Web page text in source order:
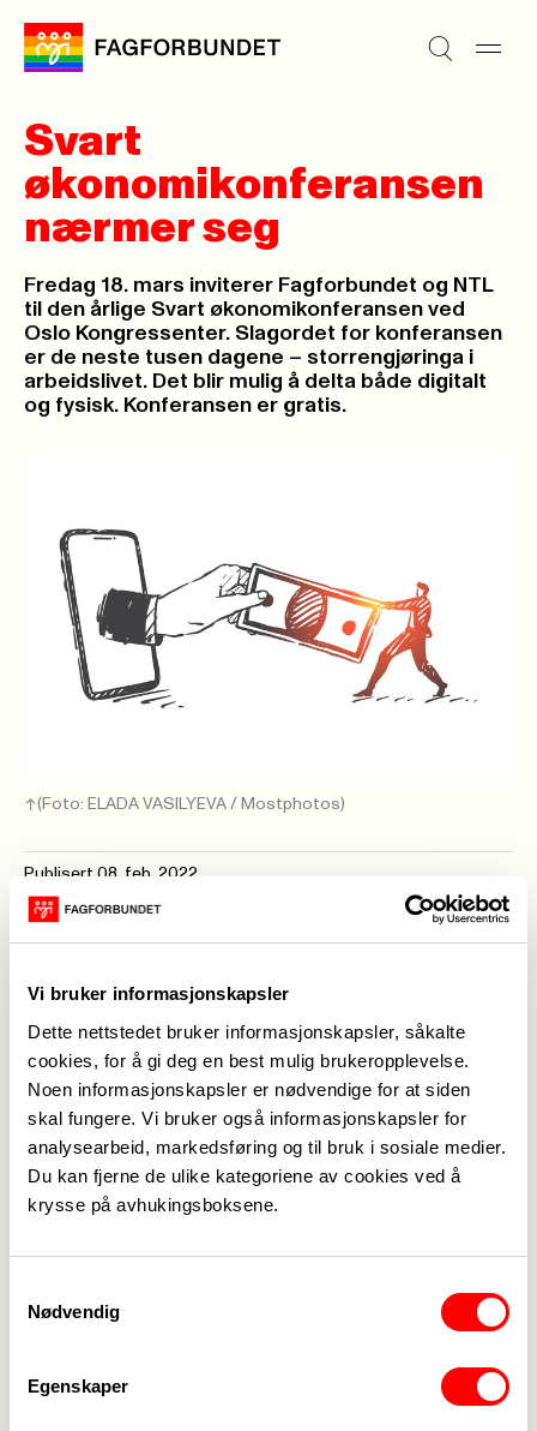
Vi bruker informasjonskapsler
Dette nettstedet bruker informasjonskapsler, såkalte
cookies, for å gi deg en best mulig brukeropplevelse.
Noen informasjonskapsler er nødvendige for at siden
skal fungere. Vi bruker også informasjonskapsler for
analysearbeid, markedsføring og til bruk i sosiale medier.
Du kan fjerne de ulike kategoriene av cookies ved å
krysse på avhukingsboksene.
Nødvendig
Egenskaper
Svart
økonomikonferansen
nærmer seg
Fredag 18. mars inviterer Fagforbundet og NTL
til den årlige Svart økonomikonferansen ved
Oslo Kongressenter. Slagordet for konferansen
er de neste tusen dagene – storrengjøringa i
arbeidslivet. Det blir mulig å delta både digitalt
og fysisk. Konferansen er gratis.
(Foto: ELADA VASILYEVA / Mostphotos)
Publisert 08. feb. 2022
Sist oppdatert: 10. feb. 2022
Temaet for konferansen er blant annet
og nasjonalt perspektiv. Den anerkjente
professoren, forfatteren og filmskaperen Joel
Bakan fra University of British Columbia i Canada,
som har skrevet boken The Corporation og
oppfølgeren The New Corporation, kommer.
På programmet står også arbeids- og
inkluderingsminister Hadia Tajik, LO-rådgiver og
annet skildrer hvordan utenlandske arbeidstakere
Meld deg på her